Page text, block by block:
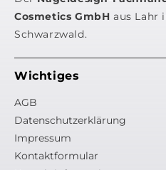
Cosmetics GmbH aus Lahr
Schwarzwald.
Wichtiges
AGB
Datenschutzerklärung
Impressum
Kontaktformular